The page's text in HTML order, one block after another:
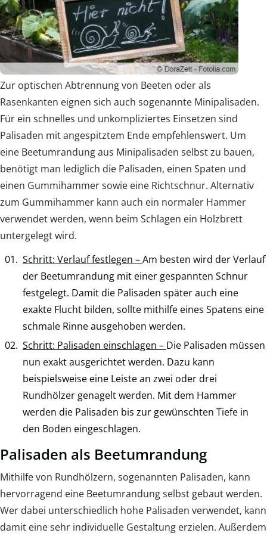
Zur optischen Abtrennung von Beeten oder als
Rasenkanten eignen sich auch sogenannte Minipalisaden.
Für ein schnelles und unkompliziertes Einsetzen sind
Palisaden mit angespitztem Ende empfehlenswert. Um
eine Beetumrandung aus Minipalisaden selbst zu bauen,
benötigt man lediglich die Palisaden, einen Spaten und
einen Gummihammer sowie eine Richtschnur. Alternativ
zum Gummihammer kann auch ein normaler Hammer
verwendet werden, wenn beim Schlagen ein Holzbrett
untergelegt wird.
Schritt: Verlauf festlegen –Am besten wird der Verlauf
der Beetumrandung mit einer gespannten Schnur
festgelegt. Damit die Palisaden später auch eine
exakte Flucht bilden, sollte mithilfe eines Spatens eine
schmale Rinne ausgehoben werden.
Schritt: Palisaden einschlagen – Die Palisaden müssen
nun exakt ausgerichtet werden. Dazu kann
beispielsweise eine Leiste an zwei oder drei
Rundhölzer genagelt werden. Mit dem Hammer
werden die Palisaden bis zur gewünschten Tiefe in
den Boden eingeschlagen.
Palisaden als Beetumrandung
Mithilfe von Rundhölzern, sogenannten Palisaden, kann
hervorragend eine Beetumrandung selbst gebaut werden.
Wer dabei unterschiedlich hohe Palisaden verwendet, kann
damit eine sehr individuelle Gestaltung erzielen. Außerdem